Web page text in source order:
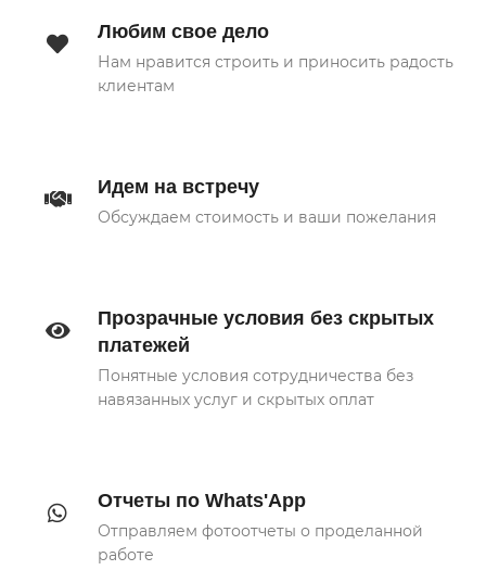
Любим свое дело
Нам нравится строить и приносить радость
клиентам
Идем на встречу
Обсуждаем стоимость и ваши пожелания
Прозрачные условия без скрытых
платежей
Понятные условия сотрудничества без
навязанных услуг и скрытых оплат
Отчеты по Whats'App
Отправляем фотоотчеты о проделанной
работе